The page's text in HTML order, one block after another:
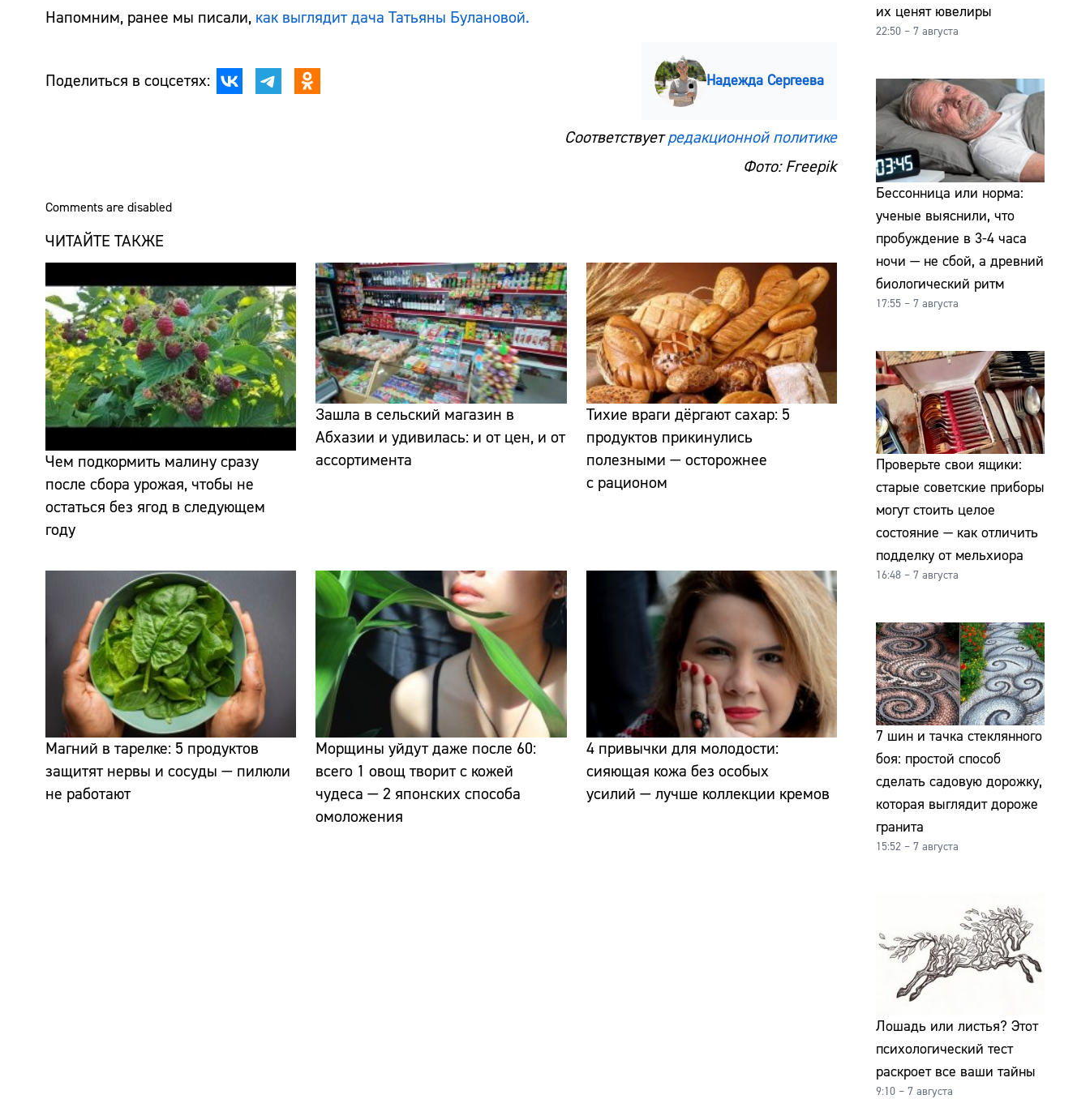
Напомним, ранее мы писали, как выглядит дача Татьяны Булановой.
Поделиться в соцсетях: Надежда Сергеева
Соответствуетредакционной политике
Фото: Freepik
Comments are disabled
ЧИТАЙТЕ ТАКЖЕ
Чем подкормить малину сразу
после сбора урожая, чтобы не
остаться без ягод в следующем
году
Зашла в сельский магазин в
Абхазии и удивилась: и от цен, и от
ассортимента
Тихие враги дёргают сахар: 5
продуктов прикинулись
полезными — осторожнее
с рационом
Магний в тарелке: 5 продуктов
защитят нервы и сосуды — пилюли
не работают
Морщины уйдут даже после 60:
всего 1 овощ творит с кожей
чудеса — 2 японских способа
омоложения
4 привычки для молодости:
сияющая кожа без особых
усилий — лучше коллекции кремов
их ценят ювелиры
22:50 – 7 августа
Бессонница или норма:
ученые выяснили, что
пробуждение в 3-4 часа
ночи — не сбой, а древний
биологический ритм
17:55 – 7 августа
Проверьте свои ящики:
старые советские приборы
могут стоить целое
состояние — как отличить
подделку от мельхиора
16:48 – 7 августа
7 шин и тачка стеклянного
боя: простой способ
сделать садовую дорожку,
которая выглядит дороже
гранита
15:52 – 7 августа
Лошадь или листья? Этот
психологический тест
раскроет все ваши тайны
9:10 – 7 августа